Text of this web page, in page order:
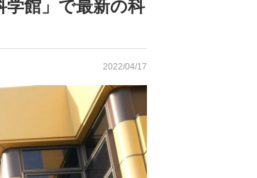
館」で最新の科
2022/04/17